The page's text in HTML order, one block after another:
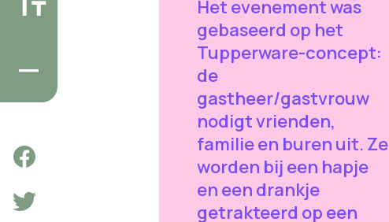
Het evenement was
gebaseerd op het
Tupperware-concept:
de
gastheer/gastvrouw
nodigt vrienden,
familie en buren uit. Ze
worden bij een hapje
en een drankje
getrakteerd op een